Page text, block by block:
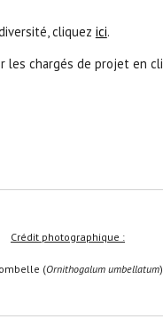
cliquez ici.
les chargés de projet en
Crédit photographique :
(Ornithogalum umbellatum)